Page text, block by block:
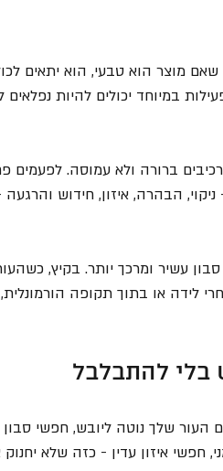
מוצר הוא טבעי, הוא יתאים
במיוחד יכולים להיות נפלאים
ברורה ולא עמוסה. לפעמים
הבהרה, איזון, חידוש והרגעה
עשיר ומרכך יותר. בקיץ,
לידה או בתוך תקופה
בלי להתבלבל
שלך נוטה ליובש, חפשי
חפשי איזון עדין - כזה שלא